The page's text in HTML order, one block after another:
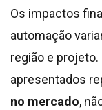
Os impactos
automação
região e
apresentados
no mercado,